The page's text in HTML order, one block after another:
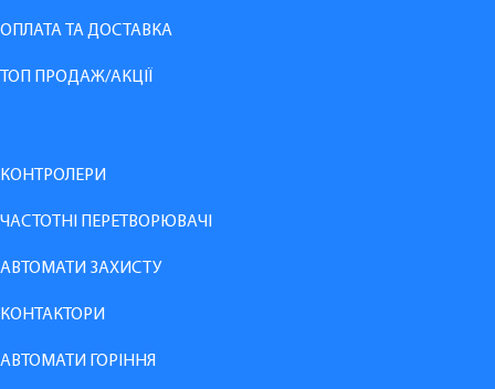
ОПЛАТА ТА ДОСТАВКА
ТОП ПРОДАЖ/АКЦІЇ
КОНТРОЛЕРИ
ЧАСТОТНІ ПЕРЕТВОРЮВАЧІ
АВТОМАТИ ЗАХИСТУ
КОНТАКТОРИ
АВТОМАТИ ГОРІННЯ